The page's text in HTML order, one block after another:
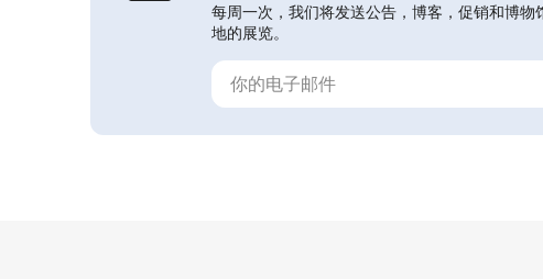
每周一次，我们将发送公告，博客，促销和博
地的展览。